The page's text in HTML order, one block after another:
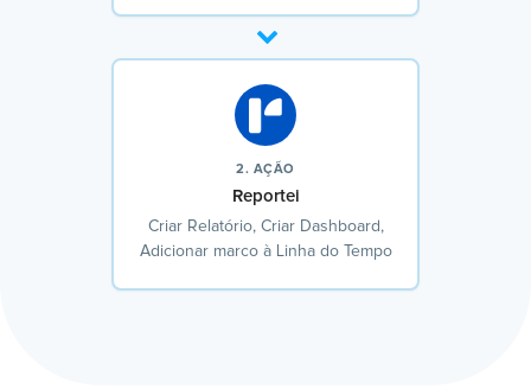
2. AÇÃO
Reportei
Criar Relatório, Criar Dashboard,
Adicionar marco à Linha do Tempo